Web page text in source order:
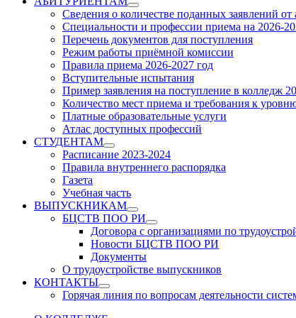
Show
sub
menu
Сведения о количестве поданных заявлений от
Специальности и профессии приема на 2026-
Перечень документов для поступления
Режим работы приёмной комиссии
Правила приема 2026-2027 год
Вступительные испытания
Пример заявления на поступление в колледж
Количество мест приема и требования к
Платные образовательные услуги
Атлас доступных профессий
СТУДЕНТАМ
Show
sub
menu
Расписание 2023-2024
Правила внутреннего распорядка
Газета
Учебная часть
ВЫПУСКНИКАМ
Show
sub
menu
БЦСТВ ПОО РИ
Show
sub
menu
Договора с организациями по
Новости БЦСТВ ПОО РИ
Документы
О трудоустройстве выпускников
КОНТАКТЫ
Show
sub
Горячая линия по вопросам деятельности